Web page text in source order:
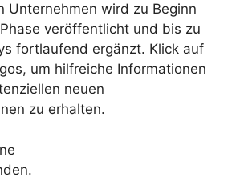
Unternehmen wird zu Beginn
veröffentlicht und bis zu
fortlaufend ergänzt. Klick auf
um hilfreiche Informationen
neuen
zu erhalten.